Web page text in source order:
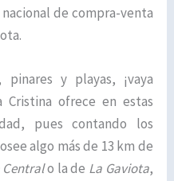
de compra-venta
pinares y playas, ¡vaya
ofrece en estas
pues contando los
algo más de 13 km de
Centralo la de La Gaviota,